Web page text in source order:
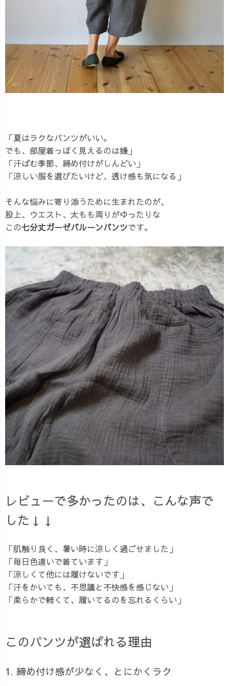
「夏はラクなパンツがいい。
でも、部屋着っぽく見えるのは嫌」
「汗ばむ季節、締め付けがしんどい」
「涼しい服を選びたいけど、透け感も気になる」
そんな悩みに寄り添うために生まれたのが、
股上、ウエスト、太もも周りがゆったりな
この七分丈ガーゼバルーンパンツです。
レビューで多かったのは、こんな声で
した↓↓
「肌触り良く、暑い時に涼しく過ごせました」
「毎日色違いで着ています」
「涼しくて他には履けないです」
「汗をかいても、不思議と不快感を感じない」
「柔らかで軽くて、履いてるのを忘れるくらい」
このパンツが選ばれる理由
1. 締め付け感が少なく、とにかくラク